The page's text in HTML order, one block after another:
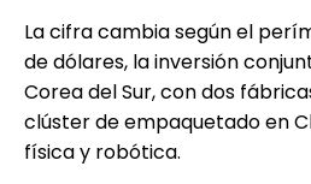
La cifra cambia según el
de dólares, la inversión
Corea del Sur, con dos
clúster de empaquetado en
física y robótica.